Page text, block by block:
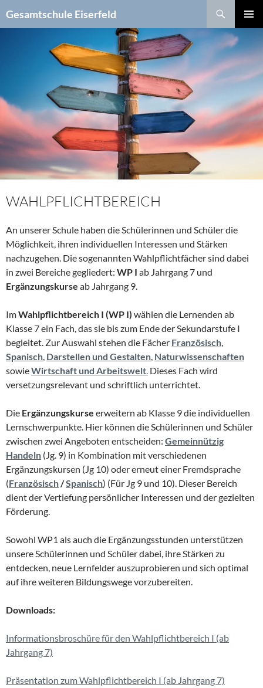
Inhalt
Gesamtschule Eiserfeld
WAHLPFLICHTBEREICH
An unserer Schule haben die Schülerinnen und Schüler die
Möglichkeit, ihren individuellen Interessen und Stärken
nachzugehen. Die sogenannten Wahlpflichtfächer sind dabei
in zwei Bereiche gegliedert: WP I ab Jahrgang 7 und
Ergänzungskurse ab Jahrgang 9.
ImWahlpflichtbereich I (WP I) wählen die Lernenden ab
Klasse 7 ein Fach, das sie bis zum Ende der Sekundarstufe I
begleitet. Zur Auswahl stehen die Fächer Französisch,
Spanisch, Darstellen und Gestalten, Naturwissenschaften
sowieWirtschaft und Arbeitswelt. Dieses Fach wird
versetzungsrelevant und schriftlich unterrichtet.
Die Ergänzungskurse erweitern ab Klasse 9 die individuellen
Lernschwerpunkte. Hier können die Schülerinnen und Schüler
zwischen zwei Angeboten entscheiden: Gemeinnützig
Handeln (Jg. 9) in Kombination mit verschiedenen
Ergänzungskursen (Jg 10) oder erneut einer Fremdsprache
(Französisch/Spanisch) (Für Jg 9 und 10). Dieser Bereich
dient der Vertiefung persönlicher Interessen und der gezielten
Förderung.
Sowohl WP1 als auch die Ergänzungsstunden unterstützen
unsere Schülerinnen und Schüler dabei, ihre Stärken zu
entdecken, neue Lernfelder auszuprobieren und sich optimal
auf ihre weiteren Bildungswege vorzubereiten.
Downloads:
Informationsbroschüre für den Wahlpflichtbereich I (ab
Jahrgang 7)
Präsentation zum Wahlpflichtbereich I (ab Jahrgang 7)